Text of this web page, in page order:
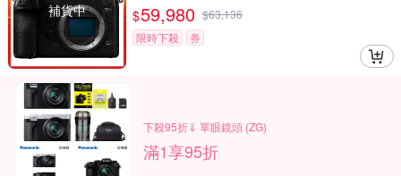
補貨中 $59,980 $63,136
限時下殺
券
下殺95折⇓ 單眼鏡頭 (ZG)
滿1享95折